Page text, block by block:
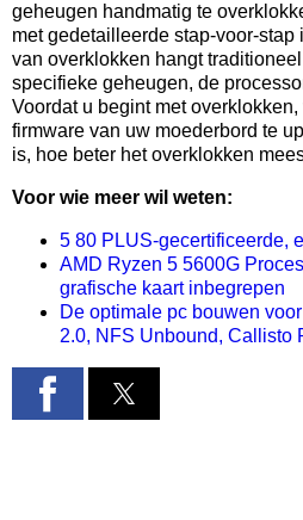
geheugen handmatig te
met gedetailleerde stap-voor-stap
van overklokken hangt
specifieke geheugen, de
Voordat u begint met
firmware van uw moederbord te
is, hoe beter het overklokken
Voor wie meer wil weten:
5 80 PLUS-gecertificeerde,
AMD Ryzen 5 5600G
grafische kaart inbegrepen
De optimale pc bouwen
2.0, NFS Unbound, Callisto